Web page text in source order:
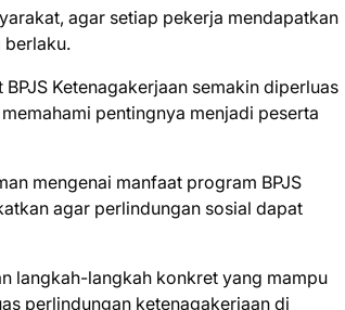
agar setiap pekerja mendapatkan
berlaku.
Ketenagakerjaan semakin diperluas
pentingnya menjadi peserta
mengenai manfaat program BPJS
agar perlindungan sosial dapat
langkah-langkah konkret yang mampu
perlindungan ketenagakerjaan di